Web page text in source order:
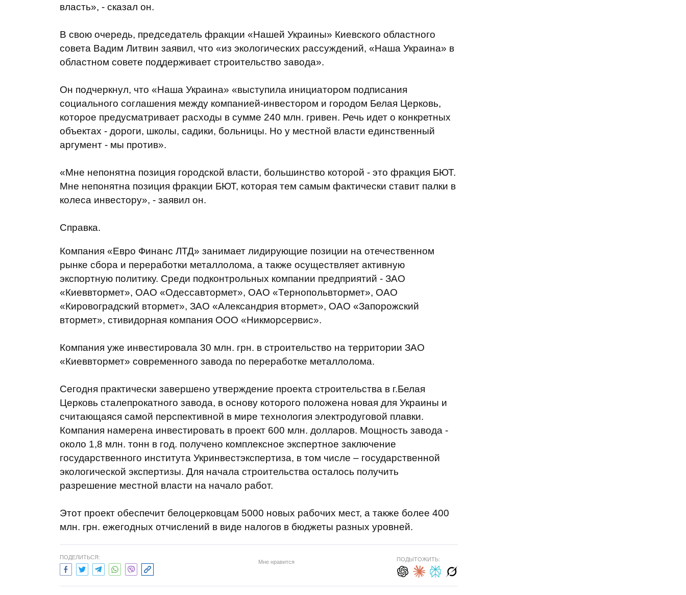
власть», - сказал он.
В свою очередь, председатель фракции «Нашей Украины» Киевского областного
совета Вадим Литвин заявил, что «из экологических рассуждений, «Наша Украина» в
областном совете поддерживает строительство завода».
Он подчеркнул, что «Наша Украина» «выступила инициатором подписания
социального соглашения между компанией-инвестором и городом Белая Церковь,
которое предусматривает расходы в сумме 240 млн. гривен. Речь идет о конкретных
объектах - дороги, школы, садики, больницы. Но у местной власти единственный
аргумент - мы против».
«Мне непонятна позиция городской власти, большинство которой - это фракция БЮТ.
Мне непонятна позиция фракции БЮТ, которая тем самым фактически ставит палки в
колеса инвестору», - заявил он.
Справка.
Компания «Евро Финанс ЛТД» занимает лидирующие позиции на отечественном
рынке сбора и переработки металлолома, а также осуществляет активную
экспортную политику. Среди подконтрольных компании предприятий - ЗАО
«Киеввтормет», ОАО «Одессавтормет», ОАО «Тернопольвтормет», ОАО
«Кировоградский втормет», ЗАО «Александрия втормет», ОАО «Запорожский
втормет», стивидорная компания ООО «Никморсервис».
Компания уже инвестировала 30 млн. грн. в строительство на территории ЗАО
«Киеввтормет» современного завода по переработке металлолома.
Сегодня практически завершено утверждение проекта строительства в г.Белая
Церковь сталепрокатного завода, в основу которого положена новая для Украины и
считающаяся самой перспективной в мире технология электродуговой плавки.
Компания намерена инвестировать в проект 600 млн. долларов. Мощность завода -
около 1,8 млн. тонн в год. получено комплексное экспертное заключение
государственного института Укринвестэкспертиза, в том числе – государственной
экологической экспертизы. Для начала строительства осталось получить
разрешение местной власти на начало работ.
Этот проект обеспечит белоцерковцам 5000 новых рабочих мест, а также более 400
млн. грн. ежегодных отчислений в виде налогов в бюджеты разных уровней.
ПОДЕЛИТЬСЯ:
Мне нравится ПОДЫТОЖИТЬ: